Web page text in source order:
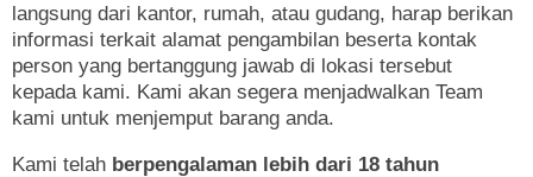
langsung dari kantor, rumah, atau gudang, harap berikan
informasi terkait alamat pengambilan beserta kontak
person yang bertanggung jawab di lokasi tersebut
kepada kami. Kami akan segera menjadwalkan Team
kami untuk menjemput barang anda.
Kami telah berpengalaman lebih dari 18 tahun